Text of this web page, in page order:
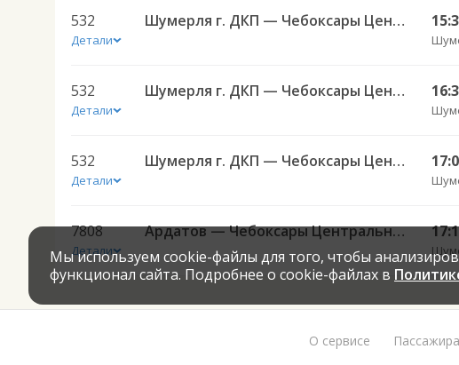
532
Детали
Шумерля г. ДКП — Чебоксары Центральный АВ 532
532
Детали
Шумерля г. ДКП — Чебоксары Центральный АВ 532
532
Детали
Шумерля г. ДКП — Чебоксары Центральный АВ 532
7808
Детали
Ардатов — Чебоксары Центральный АВ 7808
Мы используем cookie-файлы для того, чтобы
функционал сайта. Подробнее о cookie-файлах в
О сервисе